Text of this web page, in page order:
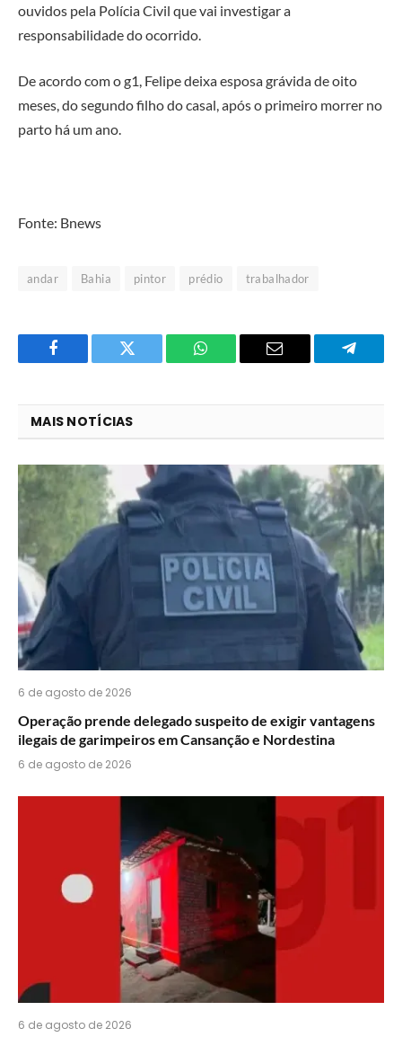
ouvidos pela Polícia Civil que vai investigar a
responsabilidade do ocorrido.
De acordo com o g1, Felipe deixa esposa grávida de oito
meses, do segundo filho do casal, após o primeiro morrer no
parto há um ano.
Fonte: Bnews
andar Bahia pintor prédio trabalhador
Facebook Twitter
O
do
WhatsApp?
E-
MAIS NOTÍCIAS
6 de agosto de 2026
Operação prende delegado suspeito de exigir vantagens
ilegais de garimpeiros em Cansanção e Nordestina
6 de agosto de 2026
6 de agosto de 2026